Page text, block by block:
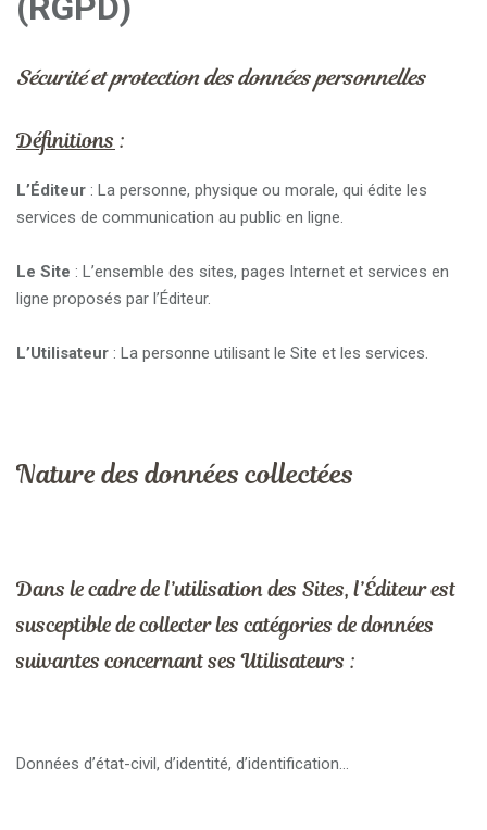
Sécurité et protection des données personnelles
Définitions :
L’Éditeur : La personne, physique ou morale, qui édite les
services de communication au public en ligne.
Le Site : L’ensemble des sites, pages Internet et services en
ligne proposés par l’Éditeur.
L’Utilisateur : La personne utilisant le Site et les services.
Nature des données collectées
Dans le cadre de l’utilisation des Sites, l’Éditeur est
susceptible de collecter les catégories de données
suivantes concernant ses Utilisateurs :
Données d’état-civil, d’identité, d’identification…